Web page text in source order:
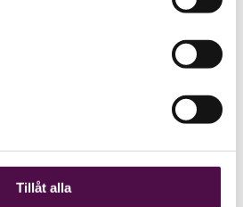
Tillåt alla